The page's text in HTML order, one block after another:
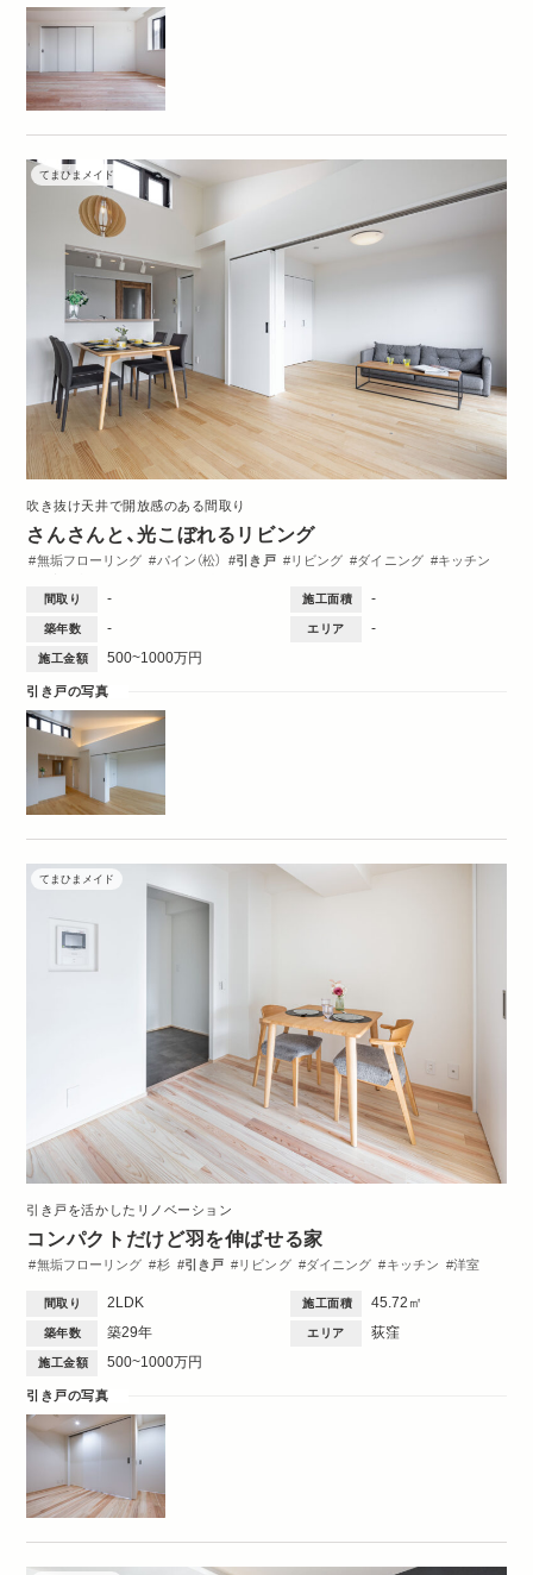
てまひまメイド
吹き抜け天井で開放感のある間取り
さんさんと、光こぼれるリビング
無垢フローリング パイン（松） 引き戸 リビング ダイニング
キッチン
間取り - 施工面積 -
築年数 - エリア -
施工金額 500~1000万円
引き戸の写真
てまひまメイド
引き戸を活かしたリノベーション
コンパクトだけど羽を伸ばせる家
無垢フローリング 杉 引き戸 リビング ダイニング キッチン
洋室
間取り 2LDK 施工面積 45.72㎡
築年数 築29年 エリア 荻窪
施工金額 500~1000万円
引き戸の写真